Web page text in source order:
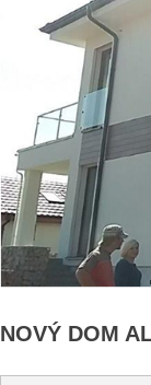
NOVÝ DOM